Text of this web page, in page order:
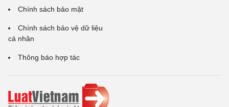
Chính sách bảo mật
Chính sách bảo vệ dữ liệu
cá nhân
Thông báo hợp tác